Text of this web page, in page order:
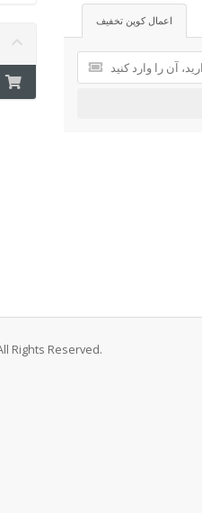
اعمال کوپن تخفیف
Rights Reserved.